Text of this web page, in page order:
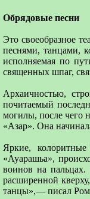
Обрядовые песни
Это своеобразное
песнями, танцами,
исполняемая по
священных шпаг,
Архаичностью,
почитаемый
могилы, после чего
«Азар». Она
Яркие,
«Ауарашьа»,
воинов на пальцах.
расширенной
танцы»,— писал